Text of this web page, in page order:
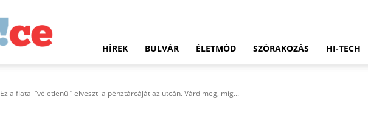
HÍREK BULVÁR ÉLETMÓD SZÓRAKOZÁS HI-TECH
Ez a fiatal “véletlenül” elveszti a pénztárcáját az utcán. Várd meg, míg...